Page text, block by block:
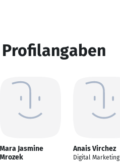
Mara Jasmine
Mrozek
Anais Virchez
Digital Marketing